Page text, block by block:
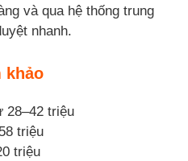
và qua hệ thống trung
nhanh.
khảo
28–42 triệu
triệu
triệu